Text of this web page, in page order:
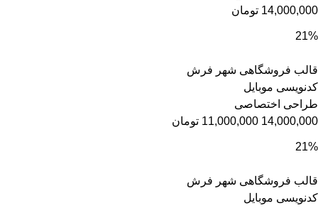
14,000,000 تومان
21%
قالب فروشگاهی شهر فرش
کدنویسی موبایل
طراحی اختصاصی
14,000,000
11,000,000 تومان
21%
قالب فروشگاهی شهر فرش
کدنویسی موبایل